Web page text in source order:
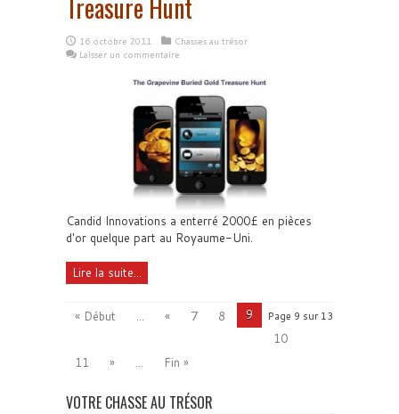
Treasure Hunt
16 octobre 2011
Chasses au trésor
Laisser un commentaire
Candid Innovations a enterré 2000£ en pièces
d'or quelque part au Royaume-Uni.
Lire la suite...
Page 9 sur 13
« Début ... « 7 8
9
10
11
» ... Fin »
VOTRE CHASSE AU TRÉSOR